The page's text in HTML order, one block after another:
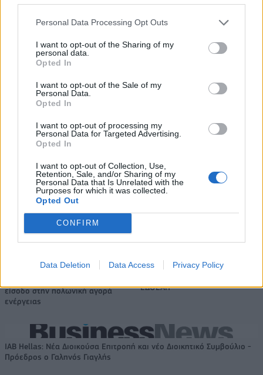
Personal Data Processing Opt Outs
I want to opt-out of the Sharing of my
personal data.
Opted In
I want to opt-out of the Sale of my
Personal Data.
Opted In
I want to opt-out of processing my
Personal Data for Targeted Advertising.
Opted In
I want to opt-out of Collection, Use,
Retention, Sale, and/or Sharing of my
Personal Data that Is Unrelated with the
Purposes for which it was collected.
Opted Out
CONFIRM
Data Deletion Data Access Privacy Policy
Live στις 21:00, ο προημιτελικός της Εθνικής Νεανίδων κόντρα στη
Λιθουανία
Ευρωπαϊκό Κορασίδων: Άνετη
νίκη της Ελλάδας στην
πώληση συμμετοχής στο Sofia
South Ring Mall έναντι 49,35
Β.Σ. Καρούλιας: Τζίρος 98,7 εκατ. ευρώ και αύξηση κερδών 57% - Τα
νέα στοιχήματα σε low & non alcohol
Χρηματοοικονομικός
είσοδο στην πολωνική αγορά
ενέργειας
Media: Με ενίσχυση 8 εκατ.
ξεκίνησε το πρόγραμμα
ΕΔΟΕΑΠ
IAB Hellas: Νέα Διοικούσα Επιτροπή και νέο Διοικητικό Συμβούλιο -
Πρόεδρος ο Γαληνός Γιαγλής